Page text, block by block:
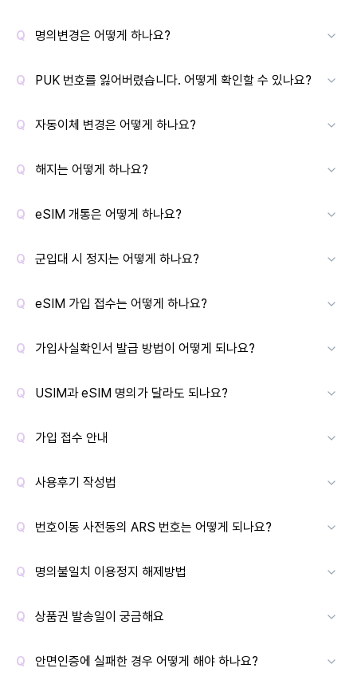
명의변경은 어떻게 하나요?
PUK 번호를 잃어버렸습니다. 어떻게 확인할 수 있나요?
자동이체 변경은 어떻게 하나요?
해지는 어떻게 하나요?
eSIM 개통은 어떻게 하나요?
군입대 시 정지는 어떻게 하나요?
eSIM 가입 접수는 어떻게 하나요?
가입사실확인서 발급 방법이 어떻게 되나요?
USIM과 eSIM 명의가 달라도 되나요?
가입 접수 안내
사용후기 작성법
번호이동 사전동의 ARS 번호는 어떻게 되나요?
명의불일치 이용정지 해제방법
상품권 발송일이 궁금해요
안면인증에 실패한 경우 어떻게 해야 하나요?